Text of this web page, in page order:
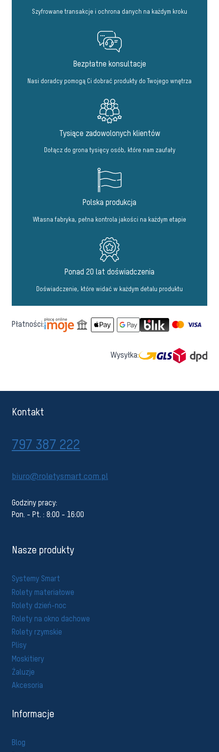
Szyfrowane transakcje i ochrona danych na każdym kroku
Bezpłatne konsultacje
Nasi doradcy pomogą Ci dobrać produkty do Twojego wnętrza
Tysiące zadowolonych klientów
Dołącz do grona tysięcy osób, które nam zaufały
Polska produkcja
Własna fabryka, pełna kontrola jakości na każdym etapie
Ponad 20 lat doświadczenia
Doświadczenie, które widać w każdym detalu produktu
Płatności:
Wysyłka:
Kontakt
797 387 222
biuro@roletysmart.com.pl
Godziny pracy:
Pon. - Pt. : 8:00 - 16:00
Nasze produkty
Systemy Smart
Rolety materiałowe
Rolety dzień-noc
Rolety na okno dachowe
Rolety rzymskie
Plisy
Moskitiery
Żaluzje
Akcesoria
Informacje
Blog